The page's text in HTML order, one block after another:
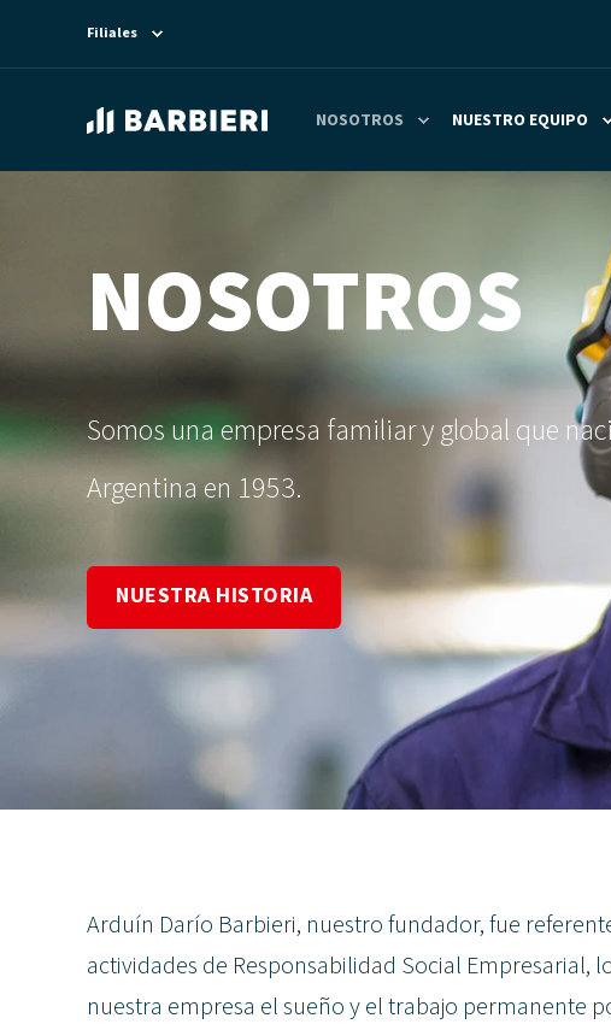
Filiales
NOSOTROS NUESTRO EQUIPO
NOSOTROS
Somos una empresa familiar y global que
Argentina en 1953.
NUESTRA HISTORIA
Arduín Darío Barbieri, nuestro fundador, fue
actividades de Responsabilidad Social Empresarial,
nuestra empresa el sueño y el trabajo permanente